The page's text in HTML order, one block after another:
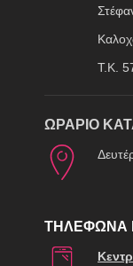
Τ.Κ.
ΩΡΑΡΙΟ
ΤΗΛΕΦΩΝΑ